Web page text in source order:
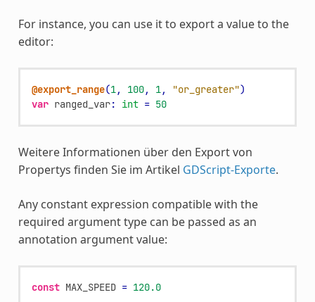
For instance, you can use it to export a value to the
editor:
@export_range(1, 100, 1, "or_greater")
var ranged_var: int = 50
Weitere Informationen über den Export von
Propertys finden Sie im Artikel GDScript-Exporte.
Any constant expression compatible with the
required argument type can be passed as an
annotation argument value:
const MAX_SPEED = 120.0